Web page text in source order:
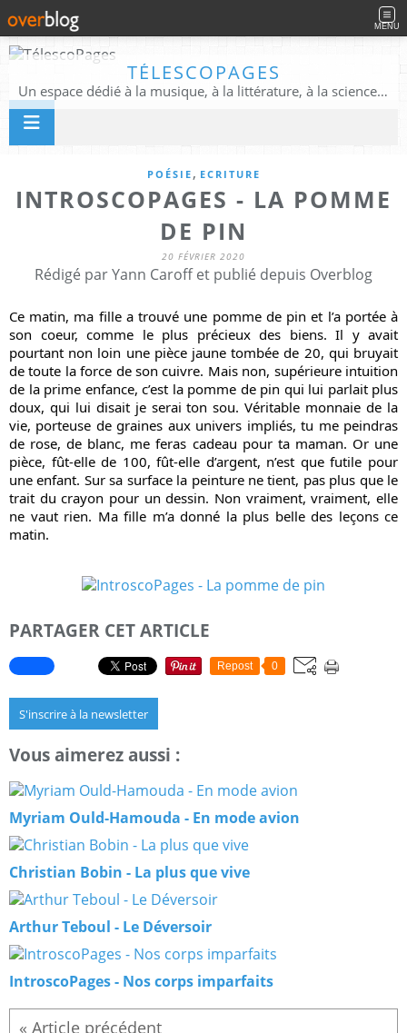
MENU
TÉLESCOPAGES
Un espace dédié à la musique, à la littérature, à la science, à la conscience, et au-delà
POÉSIE , ECRITURE
INTROSCOPAGES - LA POMME
DE PIN
20 FÉVRIER 2020
Rédigé par Yann Caroff et publié depuis Overblog
Ce matin, ma fille a trouvé une pomme de pin et l’a portée à
son coeur, comme le plus précieux des biens. Il y avait
pourtant non loin une pièce jaune tombée de 20, qui bruyait
de toute la force de son cuivre. Mais non, supérieure intuition
de la prime enfance, c’est la pomme de pin qui lui parlait plus
doux, qui lui disait je serai ton sou. Véritable monnaie de la
vie, porteuse de graines aux univers impliés, tu me peindras
de rose, de blanc, me feras cadeau pour ta maman. Or une
pièce, fût-elle de 100, fût-elle d’argent, n’est que futile pour
une enfant. Sur sa surface la peinture ne tient, pas plus que le
trait du crayon pour un dessin. Non vraiment, vraiment, elle
ne vaut rien. Ma fille m’a donné la plus belle des leçons ce
matin.
PARTAGER CET ARTICLE
Repost 0
S'inscrire à la newsletter
Vous aimerez aussi :
Myriam Ould-Hamouda - En mode avion
Christian Bobin - La plus que vive
Arthur Teboul - Le Déversoir
IntroscoPages - Nos corps imparfaits